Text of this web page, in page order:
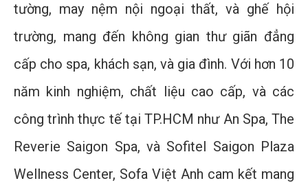
tường, may nệm nội ngoại thất, và ghế hội
trường, mang đến không gian thư giãn đẳng
cấp cho spa, khách sạn, và gia đình. Với hơn 10
năm kinh nghiệm, chất liệu cao cấp, và các
công trình thực tế tại TP.HCM như An Spa, The
Reverie Saigon Spa, và Sofitel Saigon Plaza
Wellness Center, Sofa Việt Anh cam kết mang